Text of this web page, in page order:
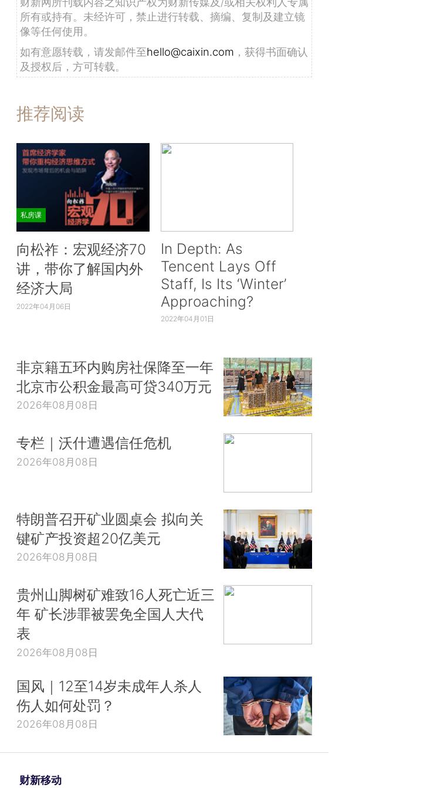
所有或持有。未经许可，禁止进行转载、摘编、复制及建立镜
像等任何使用。
如有意愿转载，请发邮件至hello@caixin.com ，获得书面确认
及授权后，方可转载。
推荐阅读
私房课
向松祚：宏观经济70
讲，带你了解国内外
经济大局
2022年04月06日
In Depth: As
Tencent Lays Off
Staff, Is Its ‘Winter’
Approaching?
2022年04月01日
非京籍五环内购房社保降至一年
北京市公积金最高可贷340万元
2026年08月08日
专栏｜沃什遭遇信任危机
2026年08月08日
特朗普召开矿业圆桌会 拟向关
键矿产投资超20亿美元
2026年08月08日
贵州山脚树矿难致16人死亡近三
年 矿长涉罪被罢免全国人大代
表
2026年08月08日
国风｜12至14岁未成年人杀人
伤人如何处罚？
2026年08月08日
财新移动